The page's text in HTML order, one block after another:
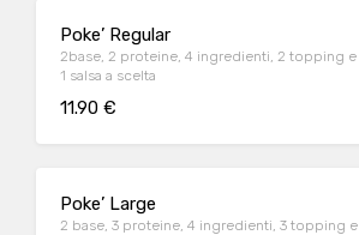
Poke’ Regular
2base, 2 proteine, 4 ingredienti, 2 topping e
1 salsa a scelta
11.90 €
Poke’ Large
2 base, 3 proteine, 4 ingredienti, 3 topping e